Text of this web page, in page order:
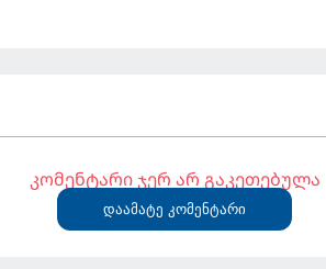
კომენტარი ჯერ არ გაკეთებულა
დაამატე კომენტარი